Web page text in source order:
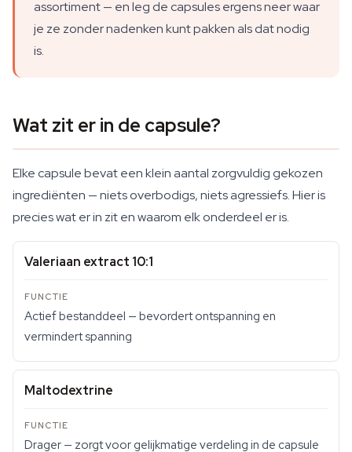
assortiment — en leg de capsules ergens neer waar
je ze zonder nadenken kunt pakken als dat nodig
is.
Wat zit er in de capsule?
Elke capsule bevat een klein aantal zorgvuldig gekozen
ingrediënten — niets overbodigs, niets agressiefs. Hier is
precies wat er in zit en waarom elk onderdeel er is.
Valeriaan extract 10:1
Actief bestanddeel — bevordert ontspanning en
vermindert spanning
Maltodextrine
Drager — zorgt voor gelijkmatige verdeling in de capsule